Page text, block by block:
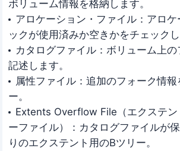
ボリューム情報を格納します。
アロケーション・ファイル：アロケ
ックが使用済みか空きかをチェックし
カタログファイル：ボリューム上
記述します。
属性ファイル：追加のフォーク情報
ー。
Extents Overflow File（エクステン
ーファイル）：カタログファイルが
りのエクステント用のBツリー。